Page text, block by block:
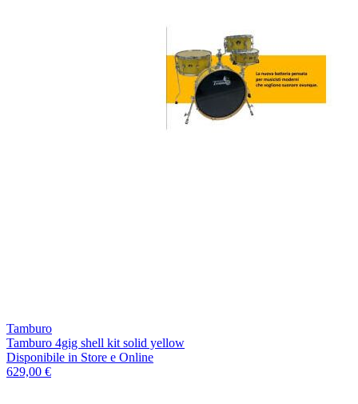
Tamburo
Tamburo 4gig shell kit solid yellow
Disponibile in Store e Online
629,00 €